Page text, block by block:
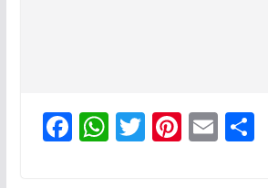
F W T Pi E S